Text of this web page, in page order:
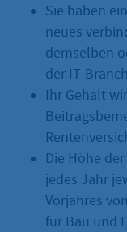
Sie haben
neues
demselben
der IT-
Ihr Gehalt
Die Höhe
jedes Jahr
Vorjahres
für Bau und